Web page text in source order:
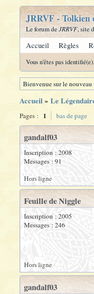
JRRVF - Tolkien
Le forum deJRRVF, site
Accueil Règles
Vous n'êtes pas identifié(e).
Bienvenue sur le nouveau
Accueil» Le
Pages : 1 bas de page
gandalf03
Inscription : 2008
Messages : 91
Hors ligne
Feuille de Niggle
Inscription : 2005
Messages : 246
Hors ligne
gandalf03